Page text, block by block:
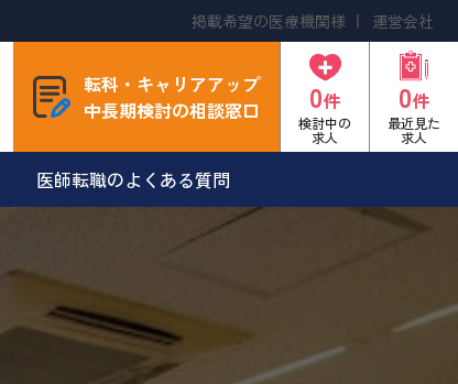
掲載希望の医療機関様 運営会社
転科・キャリアアップ
中長期検討の相談窓口
0件
検討中の
求人
0件
最近見た
求人
医師転職のよくある質問